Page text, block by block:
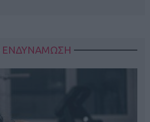
ΕΝΔΥΝΑΜΩΣΗ